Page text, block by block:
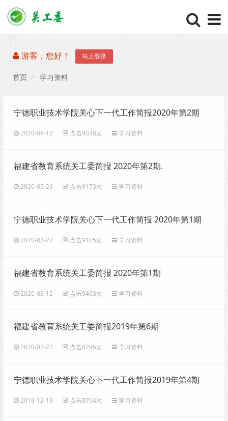
游客，您好！ 马上登录
首页 学习资料
宁德职业技术学院关心下一代工作简报2020年第2期
2020-06-12 点击9038次 学习资料
福建省教育系统关工委简报 2020年第2期.
2020-05-26 点击9173次 学习资料
宁德职业技术学院关心下一代工作简报 2020年第1期
2020-03-27 点击9105次 学习资料
福建省教育系统关工委简报 2020年第1期
2020-03-12 点击9403次 学习资料
福建省教育系统关工委简报2019年第6期
2020-02-22 点击8296次 学习资料
宁德职业技术学院关心下一代工作简报2019年第4期
2019-12-13 点击8704次 学习资料